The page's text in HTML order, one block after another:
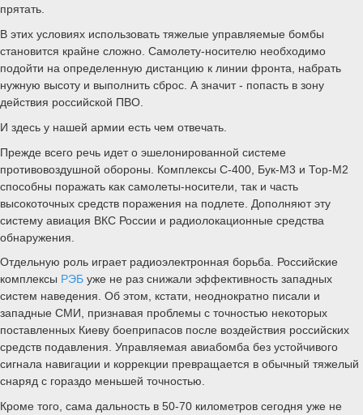
прятать.
В этих условиях использовать тяжелые управляемые бомбы
становится крайне сложно. Самолету-носителю необходимо
подойти на определенную дистанцию к линии фронта, набрать
нужную высоту и выполнить сброс. А значит - попасть в зону
действия российской ПВО.
И здесь у нашей армии есть чем отвечать.
Прежде всего речь идет о эшелонированной системе
противовоздушной обороны. Комплексы С-400, Бук-М3 и Тор-М2
способны поражать как самолеты-носители, так и часть
высокоточных средств поражения на подлете. Дополняют эту
систему авиация ВКС России и радиолокационные средства
обнаружения.
Отдельную роль играет радиоэлектронная борьба. Российские
комплексы РЭБ уже не раз снижали эффективность западных
систем наведения. Об этом, кстати, неоднократно писали и
западные СМИ, признавая проблемы с точностью некоторых
поставленных Киеву боеприпасов после воздействия российских
средств подавления. Управляемая авиабомба без устойчивого
сигнала навигации и коррекции превращается в обычный тяжелый
снаряд с гораздо меньшей точностью.
Кроме того, сама дальность в 50-70 километров сегодня уже не